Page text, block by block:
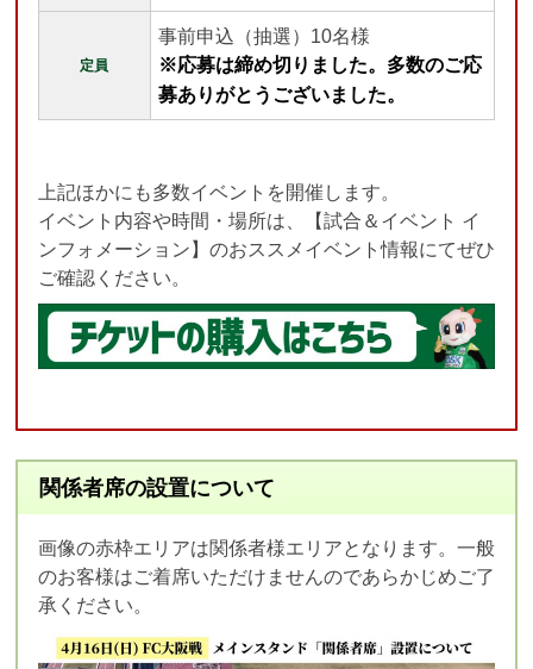
定員
事前申込（抽選）10名様
※応募は締め切りました。多数のご応
募ありがとうございました。
上記ほかにも多数イベントを開催します。
イベント内容や時間・場所は、【試合＆イベント イ
ンフォメーション】のおススメイベント情報にてぜひ
ご確認ください。
関係者席の設置について
画像の赤枠エリアは関係者様エリアとなります。一般
のお客様はご着席いただけませんのであらかじめご了
承ください。